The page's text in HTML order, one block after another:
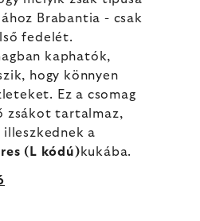
Brabantia - csak
fedelét.
kaphatók,
hogy könnyen
Ez a csomag
zsákot tartalmaz,
a
(L kódú)kukába.